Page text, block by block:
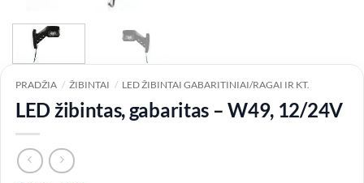
PRADŽIA / ŽIBINTAI / LED ŽIBINTAI GABARITINIAI/RAGAI IR KT.
LED žibintas, gabaritas – W49, 12/24V